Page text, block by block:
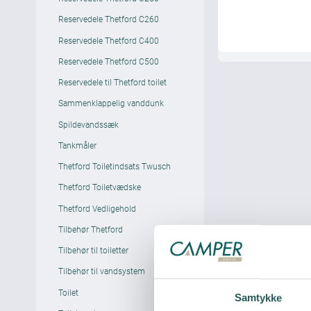
Samtykke
Reservedele Thetford C260
Reservedele Thetford C400
Reservedele Thetford C500
Reservedele til Thetford toilet
Sammenklappelig vanddunk
Spildevandssæk
Tankmåler
Thetford Toiletindsats Twusch
Thetford Toiletvædske
Thetford Vedligehold
Tilbehør Thetford
Tilbehør til toiletter
Tilbehør til vandsystem
Toilet